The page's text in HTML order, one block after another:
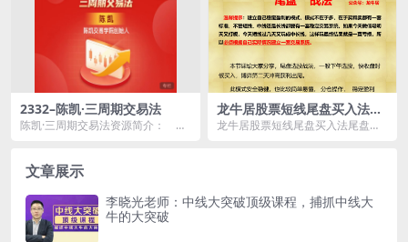
2332–陈凯·三周期交易法
陈凯·三周期交易法资源简介： 陈
龙牛居股票短线尾盘买入法尾
盘战法
龙牛居股票短线尾盘买入法尾盘战
文章展示
李晓光老师：中线大突破顶级课程，捕抓中线大
牛的大突破